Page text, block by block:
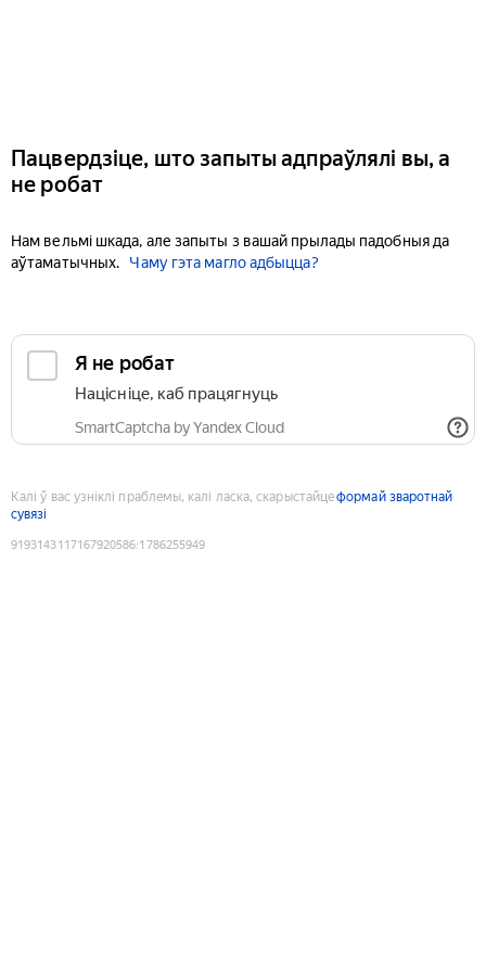
Пацвердзіце, што запыты адпраўлялі вы, а
не робат
Нам вельмі шкада, але запыты з вашай прылады падобныя да
аўтаматычных.
Чаму гэта магло адбыцца?
Я не робат
Націсніце, каб працягнуць
SmartCaptcha by Yandex Cloud
Калі ў вас узніклі праблемы, калі ласка, скарыстайцеформай зваротнай
сувязі
9193143117167920586:1786255949